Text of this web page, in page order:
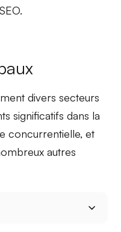
divers secteurs
significatifs dans la
concurrentielle, et
autres